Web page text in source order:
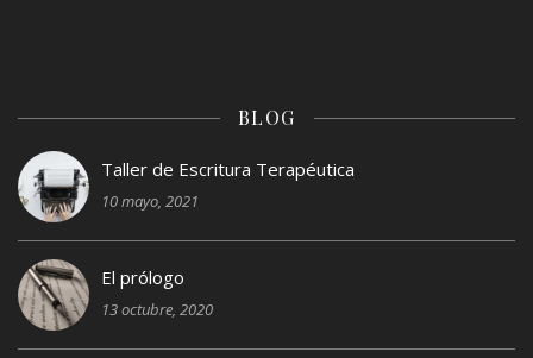
BLOG
Taller de Escritura Terapéutica
10 mayo, 2021
El prólogo
13 octubre, 2020